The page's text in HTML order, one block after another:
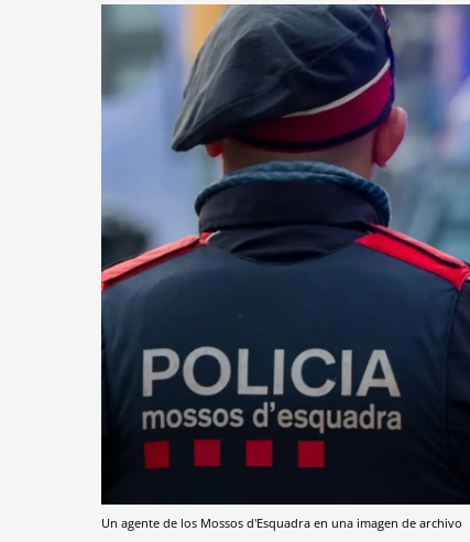
Un agente de los Mossos d'Esquadra en una imagen de archivo